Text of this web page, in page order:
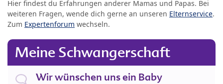
Hier findest du Erfahrungen anderer Mamas und Papas. Bei
weiteren Fragen, wende dich gerne an unseren Elternservice.
Zum Expertenforum wechseln.
Meine Schwangerschaft
Wir wünschen uns ein Baby